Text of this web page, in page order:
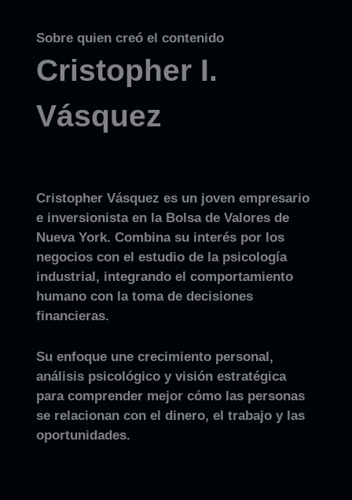
Sobre quien creó el contenido
Cristopher I.
Vásquez
Cristopher Vásquez es un joven empresario
e inversionista en la Bolsa de Valores de
Nueva York. Combina su interés por los
negocios con el estudio de la psicología
industrial, integrando el comportamiento
humano con la toma de decisiones
financieras.
Su enfoque une crecimiento personal,
análisis psicológico y visión estratégica
para comprender mejor cómo las personas
se relacionan con el dinero, el trabajo y las
oportunidades.